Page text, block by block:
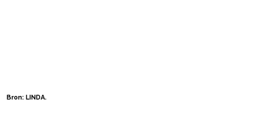
Bron: LINDA.